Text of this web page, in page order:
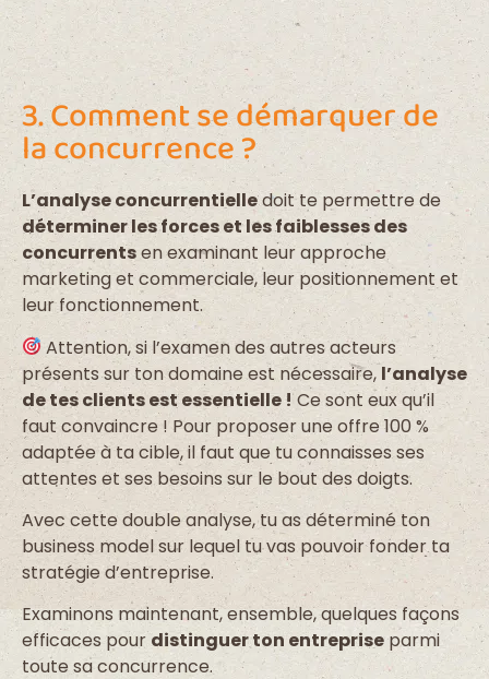
3. Comment se démarquer de
la concurrence ?
L’analyse concurrentielledoit te permettre de
déterminer les forces et les faiblesses des
concurrentsen examinant leur approche
marketing et commerciale, leur positionnement et
leur fonctionnement.
Attention, si l’examen des autres acteurs
présents sur ton domaine est nécessaire, l’analyse
de tes clients est essentielle !Ce sont eux qu’il
faut convaincre ! Pour proposerune offre 100 %
adaptée à ta cible, il faut que tu connaisses ses
attentes et ses besoins sur le bout des doigts.
Avec cette double analyse, tu as déterminé ton
business modelsur lequel tu vas pouvoir fonder ta
stratégie d’entreprise.
Examinons maintenant, ensemble, quelques façons
efficaces pourdistinguer ton entrepriseparmi
toute sa concurrence.